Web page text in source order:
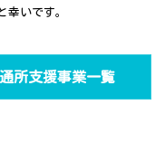
幸いです。
所支援事業一覧